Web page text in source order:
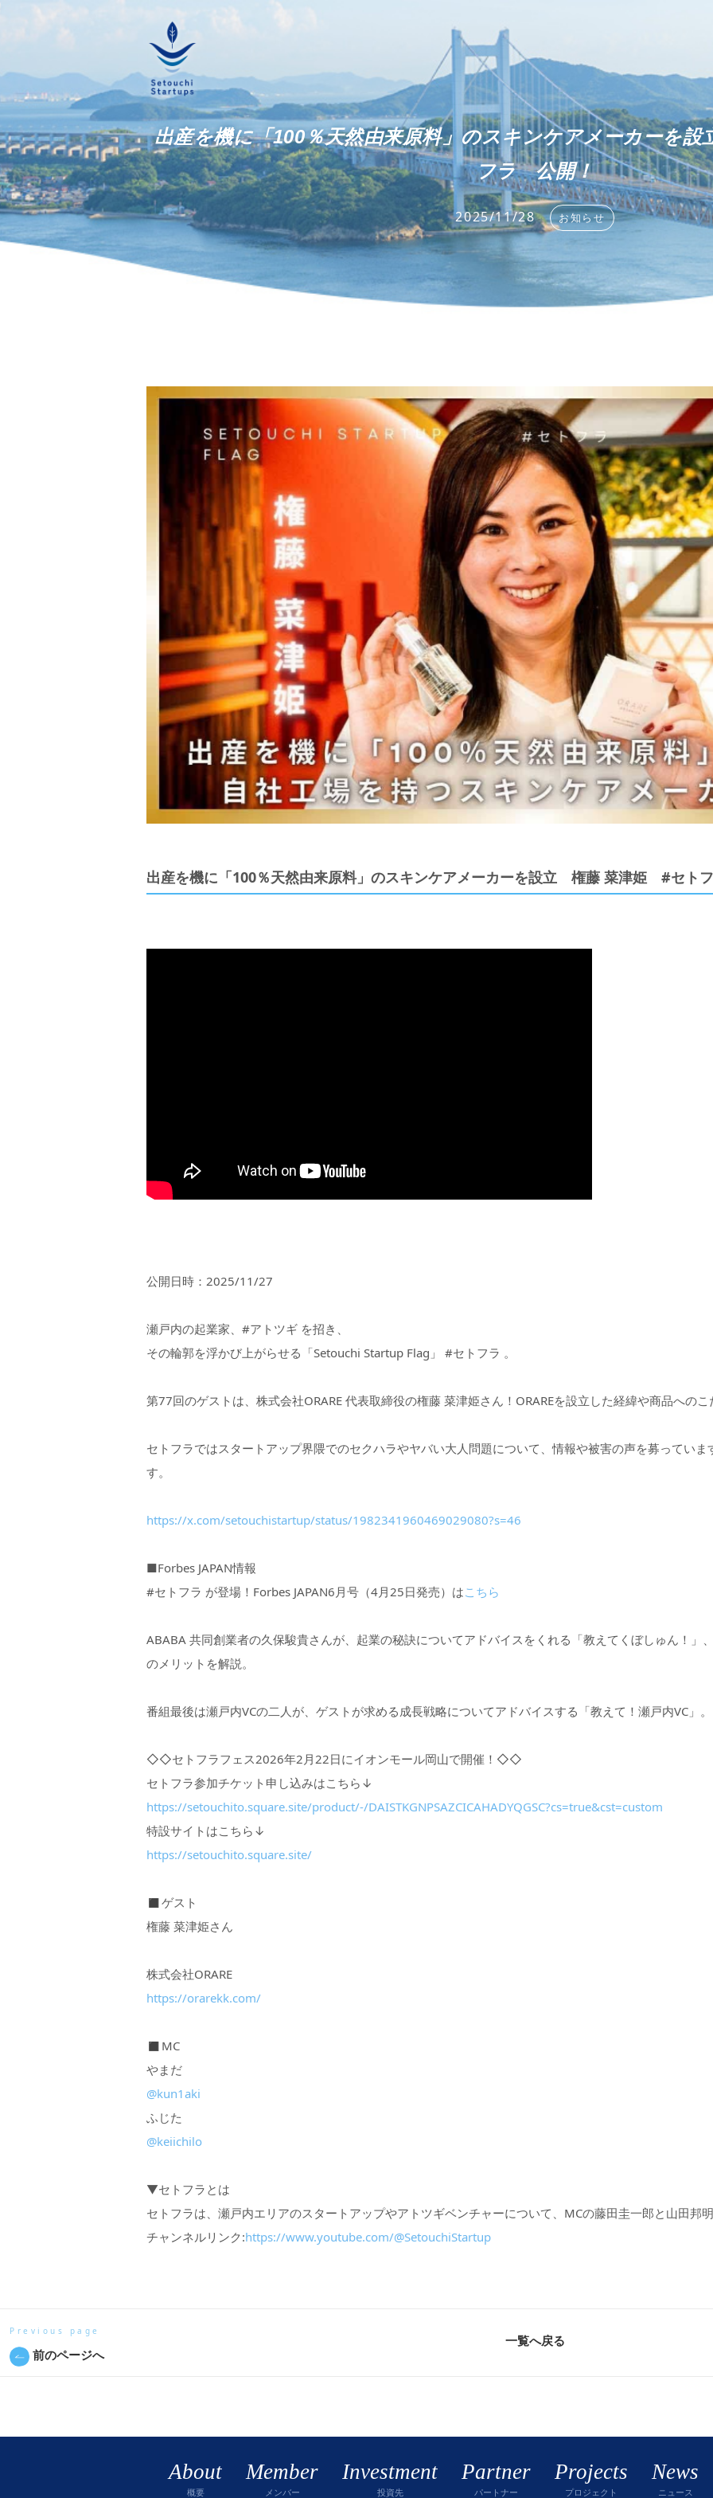
出産を機に「100％天然由来原料」のスキンケアメーカーを
フラ 公開！
2025/11/28 お知らせ
出産を機に「100％天然由来原料」のスキンケアメーカーを設立 権藤 菜津姫 #セト
公開日時：2025/11/27
瀬戸内の起業家、#アトツギ を招き、
その輪郭を浮かび上がらせる「Setouchi Startup Flag」 #セトフラ 。
第77回のゲストは、株式会社ORARE 代表取締役の権藤 菜津姫さん！ORAREを設立した経緯や商品への
セトフラではスタートアップ界隈でのセクハラやヤバい大人問題について、情報や被害の声を募ってい
す。
https://x.com/setouchistartup/status/1982341960469029080?s=46
■Forbes JAPAN情報
#セトフラ が登場！Forbes JAPAN6月号（4月25日発売）はこちら
ABABA 共同創業者の久保駿貴さんが、起業の秘訣についてアドバイスをくれる「教えてくぼしゅん！」
のメリットを解説。
番組最後は瀬戸内VCの二人が、ゲストが求める成長戦略についてアドバイスする「教えて！瀬戸内VC」。
◇◇セトフラフェス2026年2月22日にイオンモール岡山で開催！◇◇
セトフラ参加チケット申し込みはこちら↓
https://setouchito.square.site/product/-/DAISTKGNPSAZCICAHADYQGSC?cs=true&cst=custom
特設サイトはこちら↓
https://setouchito.square.site/
◼︎ゲスト
権藤 菜津姫さん
株式会社ORARE
https://orarekk.com/
◼︎MC
やまだ
@kun1aki
ふじた
@keiichilo
▼セトフラとは
セトフラは、瀬戸内エリアのスタートアップやアトツギベンチャーについて、MCの藤田圭一郎と山田邦
チャンネルリンク:https://www.youtube.com/@SetouchiStartup
Previous page
前のページへ
一覧へ戻る
About
概要
Member
メンバー
Investment
投資先
Partner
パートナー
Projects
プロジェクト
News
ニュース